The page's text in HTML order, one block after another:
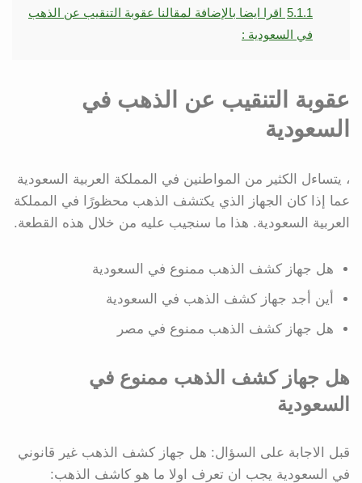
5.1.1 اقرا ايضا بالإضافة لمقالنا عقوبة التنقيب عن الذهب
في السعودية :
عقوبة التنقيب عن الذهب في
السعودية
، يتساءل الكثير من المواطنين في المملكة العربية السعودية
عما إذا كان الجهاز الذي يكتشف الذهب محظورًا في المملكة
العربية السعودية. هذا ما سنجيب عليه من خلال هذه القطعة.
هل جهاز كشف الذهب ممنوع في السعودية
أين أجد جهاز كشف الذهب في السعودية
هل جهاز كشف الذهب ممنوع في مصر
هل جهاز كشف الذهب ممنوع في
السعودية
قبل الاجابة على السؤال: هل جهاز كشف الذهب غير قانوني
في السعودية يجب ان تعرف اولا ما هو كاشف الذهب: